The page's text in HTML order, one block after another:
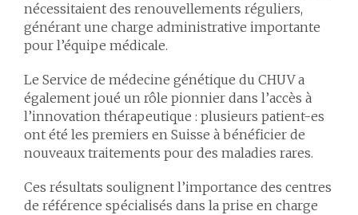
nécessitaient des renouvellements réguliers,
générant une charge administrative importante
pour l’équipe médicale.
Le Service de médecine génétique du CHUV a
également joué un rôle pionnier dans l’accès à
l’innovation thérapeutique : plusieurs patient-es
ont été les premiers en Suisse à bénéficier de
nouveaux traitements pour des maladies rares.
Ces résultats soulignent l’importance des centres
de référence spécialisés dans la prise en charge